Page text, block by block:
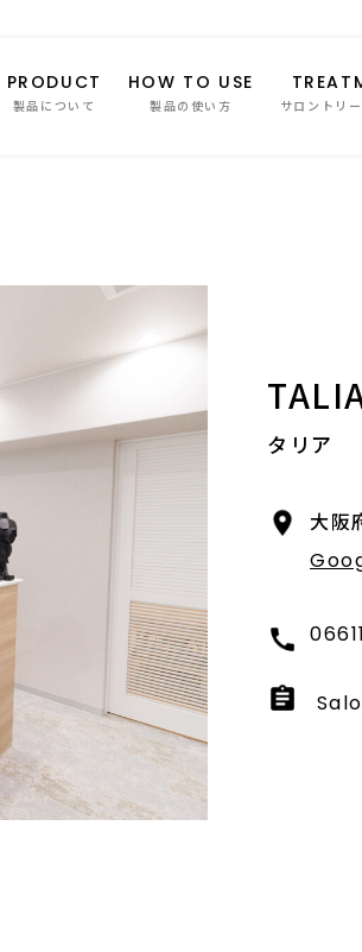
PRODUCT
製品について
HOW TO USE
製品の使い方 サロントリ
タリア
大阪